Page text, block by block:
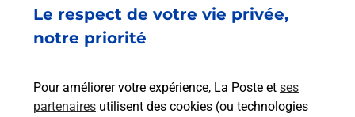
Le respect de votre vie privée,
notre priorité
Pour améliorer votre expérience, La Poste et ses
partenaires utilisent des cookies (ou technologies
Envoyer un colis
proposées par La Poste.